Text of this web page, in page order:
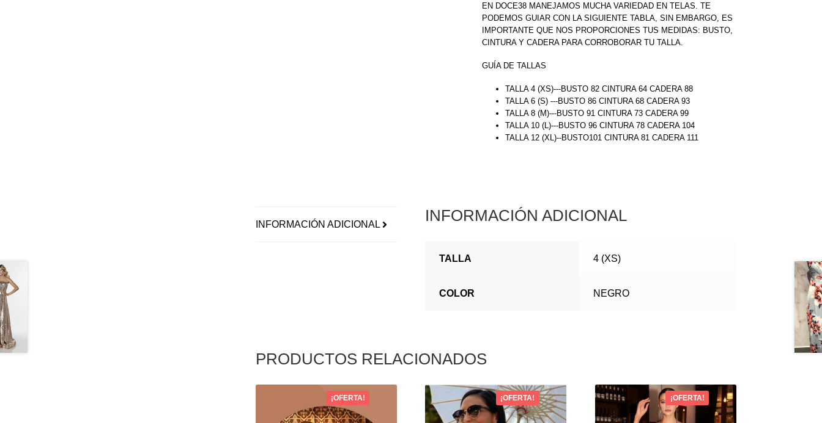
EN DOCE38 MANEJAMOS MUCHA VARIEDAD EN TELAS. TE
PODEMOS GUIAR CON LA SIGUIENTE TABLA, SIN EMBARGO, ES
IMPORTANTE QUE NOS PROPORCIONES TUS MEDIDAS: BUSTO,
CINTURA Y CADERA PARA CORROBORAR TU TALLA.
GUÍA DE TALLAS
TALLA 4 (XS)---BUSTO 82 CINTURA 64 CADERA 88
TALLA 6 (S) ---BUSTO 86 CINTURA 68 CADERA 93
TALLA 8 (M)---BUSTO 91 CINTURA 73 CADERA 99
TALLA 10 (L)---BUSTO 96 CINTURA 78 CADERA 104
TALLA 12 (XL)--BUSTO101 CINTURA 81 CADERA 111
INFORMACIÓN ADICIONAL
INFORMACIÓN ADICIONAL
TALLA 4 (XS)
COLOR NEGRO
PRODUCTOS RELACIONADOS
¡OFERTA! ¡OFERTA! ¡OFERTA!